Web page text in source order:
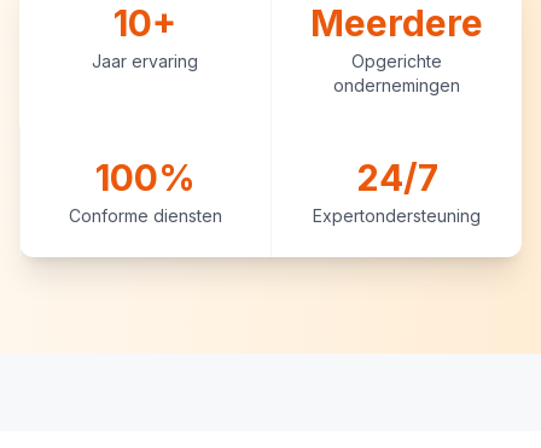
10+
Jaar ervaring
Meerdere
Opgerichte
ondernemingen
100%
Conforme diensten
24/7
Expertondersteuning